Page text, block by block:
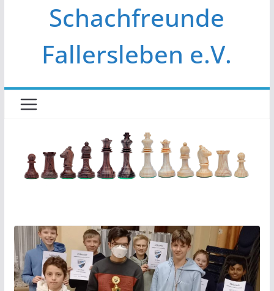
Schachfreunde
Fallersleben e.V.